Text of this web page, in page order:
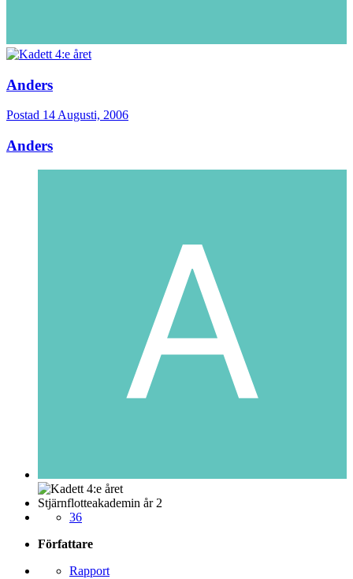
Anders
Postad 14 Augusti, 2006
Anders
Stjärnflotteakademin år 2
36
Författare
Rapport